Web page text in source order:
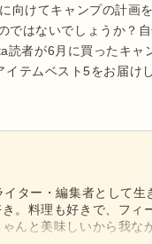
向けてキャンプの計画
ではないでしょうか？
者が6月に買ったキャ
テムベスト5をお届け
ター・編集者として生
。料理も好きで、フィ
んと美味しいから我な